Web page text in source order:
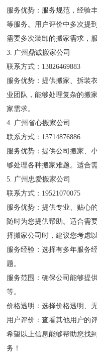
服务优势：服务规范，经验
等服务。用户评价中多次提
需要多次装卸的搬家需求，
3. 广州鼎诚搬家公司
联系方式：13826469883
服务优势：提供搬家、拆装
业团队，能够处理复杂的搬
家需求。
4. 广州省心搬家公司
联系方式：13714876886
服务优势：提供公司搬家、
够处理各种搬家难题。适合
5. 广州忠爱搬家公司
联系方式：19521070075
服务优势：提供专业、贴心
随时为您提供帮助。适合需
择搬家公司时，建议您考虑
服务经验：选择有多年服务
题。
服务范围：确保公司能够提
等。
价格透明：选择价格透明、
用户评价：查看其他用户的
希望以上信息能够帮助您找
务！